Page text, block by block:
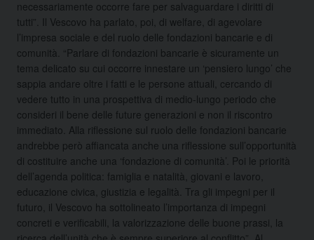
necessariamente occorre fare per salvaguardare i diritti di
tutti”. Il Vescovo ha parlato, poi, di welfare, di agevolare
l’impresa sociale e del ruolo delle fondazioni bancarie e di
comunità. “Parlare di fondazioni bancarie è sicuramente un
tema delicato su cui occorre innestare un ‘pensiero lungo’ che
sappia andare oltre i fatti e le persone attuali, cercando di
vedere tutto in una prospettiva di medio-lungo periodo che
consideri il bene delle future generazioni e non il riscontro
immediato. Alla riflessione sul ruolo delle fondazioni bancarie
andrebbe però affiancata anche una riflessione sull’opportunità
di costituire anche una ‘fondazione di comunità’. Poi le priorità
dell’agenda politica: famiglia e natalità, giovani e lavoro,
educazione civica, giustizia e legalità. Tra gli impegni per il
futuro, il Vescovo ha sottolineato l’importanza di impegni
concreti e verificabili, la valorizzazione delle buone prassi, la